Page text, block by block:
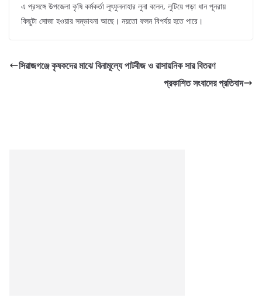
এ প্রসঙ্গে উপজেলা কৃষি কর্মকর্তা লুৎফুননাহার লুনা বলেন, লুটিয়ে পড়া ধান পূনরায়
কিছুটা সোজা হওয়ার সম্ভাবনা আছে। নয়তো ফলন বিপর্যয় হতে পারে।
সিরাজগঞ্জে কৃষকদের মাঝে বিনামূল্যে পাটবীজ ও রাসায়নিক সার বিতরণ
প্রকাশিত সংবাদের প্রতিবাদ